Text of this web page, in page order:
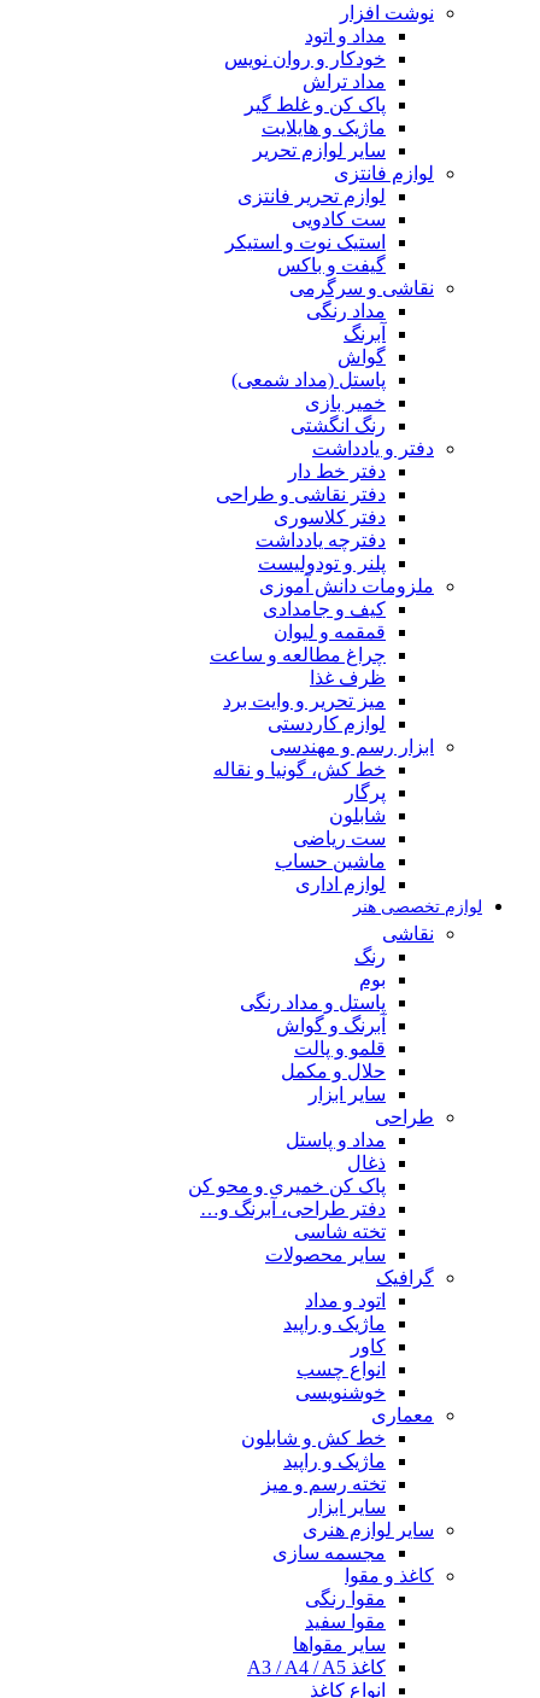
نوشت افزار
مداد و اتود
خودکار و روان نویس
مداد تراش
پاک کن و غلط گیر
ماژیک و هایلایت
سایر لوازم تحریر
لوازم فانتزی
لوازم تحریر فانتزی
ست کادویی
استیک نوت و استیکر
گیفت و باکس
نقاشی و سرگرمی
مداد رنگی
آبرنگ
گواش
پاستل (مداد شمعی)
خمیر بازی
رنگ انگشتی
دفتر و یادداشت
دفتر خط دار
دفتر نقاشی و طراحی
دفتر کلاسوری
دفترچه یادداشت
پلنر و تودولیست
ملزومات دانش آموزی
کیف و جامدادی
قمقمه و لیوان
چراغ مطالعه و ساعت
ظرف غذا
میز تحریر و وایت برد
لوازم کاردستی
ابزار رسم و مهندسی
خط کش، گونیا و نقاله
پرگار
شابلون
ست ریاضی
ماشین حساب
لوازم اداری
لوازم تخصصی هنر
نقاشی
رنگ
بوم
پاستل و مداد رنگی
آبرنگ و گواش
قلمو و پالت
حلال و مکمل
سایر ابزار
طراحی
مداد و پاستل
ذغال
پاک کن خمیری و محو کن
دفتر طراحی، آبرنگ و…
تخته شاسی
سایر محصولات
گرافیک
اتود و مداد
ماژیک و راپید
کاور
انواع چسب
خوشنویسی
معماری
خط کش و شابلون
ماژیک و راپید
تخته رسم و میز
سایر ابزار
سایر لوازم هنری
مجسمه سازی
کاغذ و مقوا
مقوا رنگی
مقوا سفید
سایر مقواها
کاغذ A3 / A4 / A5
انواع کاغذ